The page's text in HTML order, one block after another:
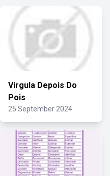
Virgula Depois Do
Pois
25 September 2024